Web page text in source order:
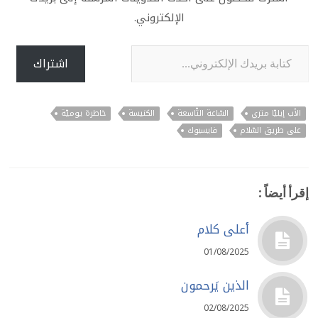
الإلكتروني.
كتابة بريدك الإلكتروني...
اشتراك
الأب إيليّا متري السّاعة التّاسعة الكنيسة
خاطرة يوميّة
على طريق السّلام
فايسبوك
إقرأ أيضاً :
أعلى كلام
01/08/2025
الذين يَرحمون
02/08/2025